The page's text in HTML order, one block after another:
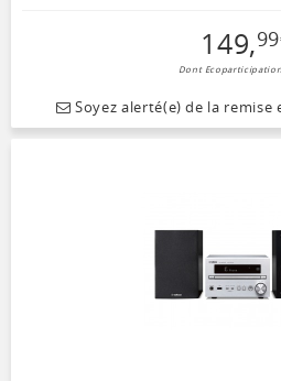
149,99
Dont
Soyez alerté(e) de la